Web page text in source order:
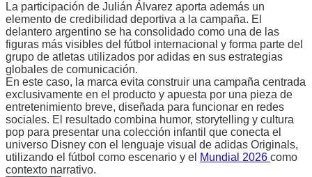
La participación de Julián Álvarez aporta además un
elemento de credibilidad deportiva a la campaña. El
delantero argentino se ha consolidado como una de las
figuras más visibles del fútbol internacional y forma parte del
grupo de atletas utilizados por adidas en sus estrategias
globales de comunicación.
En este caso, la marca evita construir una campaña centrada
exclusivamente en el producto y apuesta por una pieza de
entretenimiento breve, diseñada para funcionar en redes
sociales. El resultado combina humor, storytelling y cultura
pop para presentar una colección infantil que conecta el
universo Disney con el lenguaje visual de adidas Originals,
utilizando el fútbol como escenario y el Mundial 2026 como
contexto narrativo.